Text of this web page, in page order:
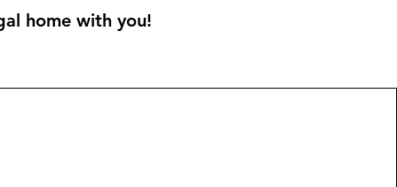
home with you!